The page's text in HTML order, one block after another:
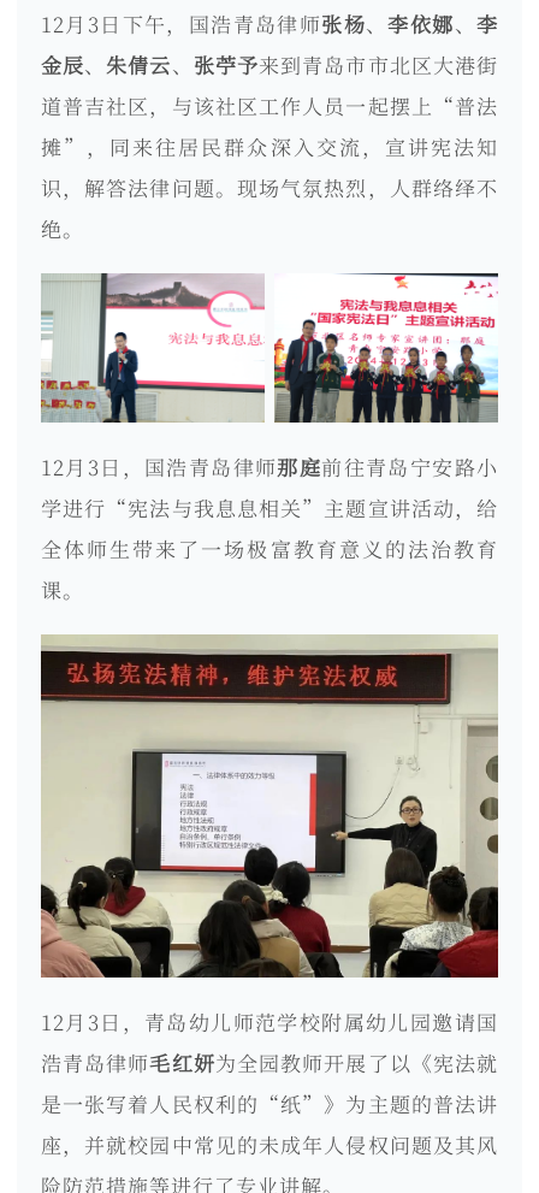
12月3日下午，国浩青岛律师张杨、李依娜、李
金辰、 朱倩云、 张苧予来到青岛市市北区大港街
道普吉社区，与该社区工作人员一起摆上“普法
摊”，同来往居民群众深入交流，宣讲宪法知
识，解答法律问题。现场气氛热烈，人群络绎不
绝。
12月3日，国浩青岛律师那庭前往青岛宁安路小
学进行“宪法与我息息相关”主题宣讲活动，给
全体师生带来了一场极富教育意义的法治教育
课。
12月3日，青岛幼儿师范学校附属幼儿园邀请国
浩青岛律师毛红妍为全园教师开展了以《宪法就
是一张写着人民权利的“纸”》为主题的普法讲
座，并就校园中常见的未成年人侵权问题及其风
险防范措施等进行了专业讲解。